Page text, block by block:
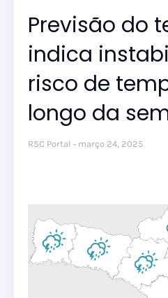
Previsão do
indica
risco de
longo da
RSC Portal março 24, 2025